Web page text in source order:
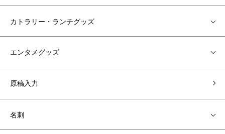
カトラリー・ランチグッズ
エンタメグッズ
原稿入力
名刺